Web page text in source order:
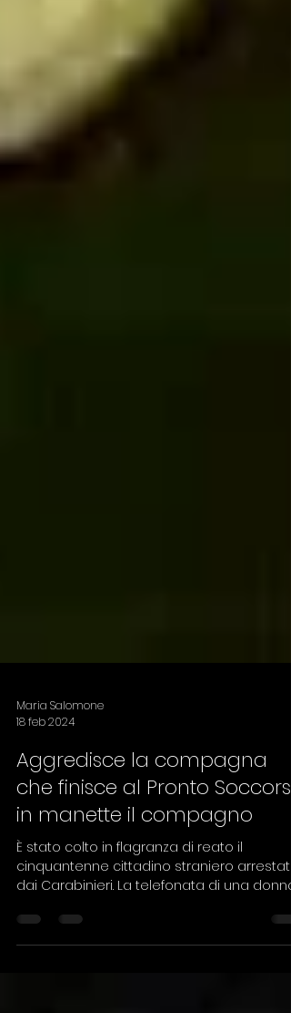
Maria Salomone
18 feb 2024
Aggredisce la compagna
che finisce al Pronto
in manette il compagno
cinquantenne cittadino straniero arrestato
dai Carabinieri. La telefonata di una donna